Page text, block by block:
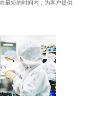
最短的时间内，为客户提供